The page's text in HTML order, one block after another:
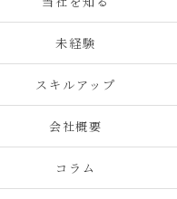
未経験
スキルアップ
会社概要
コラム